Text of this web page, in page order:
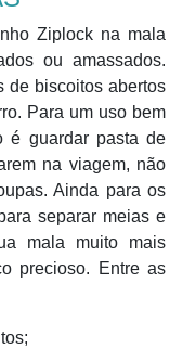
Ziplock na mala
ou amassados.
de biscoitos abertos
Para um uso bem
é guardar pasta de
na viagem, não
Ainda para os
separar meias e
mala muito mais
precioso. Entre as